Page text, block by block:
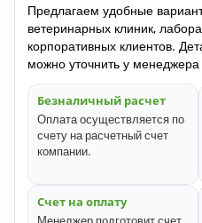
Предлагаем удобные
ветеринарных клиник,
корпоративных клиентов.
можно уточнить у
Безналичный расчет
Оплата осуществляется по
счету на расчетный счет
компании.
Счет на оплату